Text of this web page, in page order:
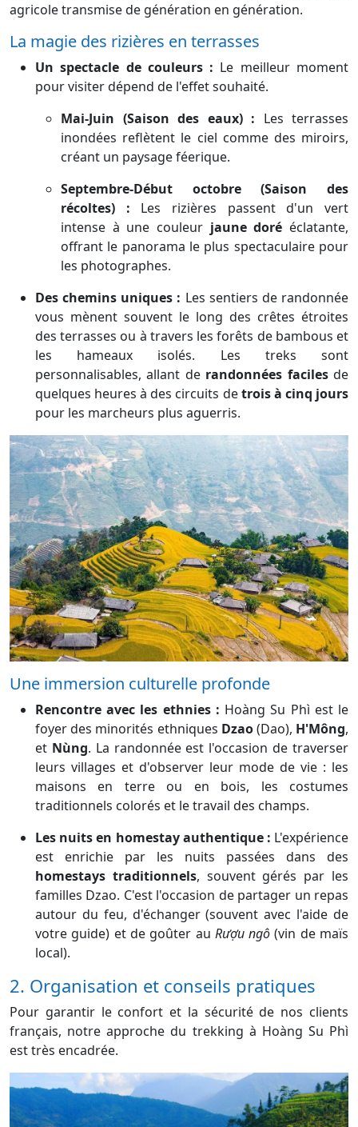
agricole transmise de génération en génération.
La magie des rizières en terrasses
Un spectacle de couleurs : Le meilleur moment
pour visiter dépend de l'effet souhaité.
Mai-Juin (Saison des eaux) : Les terrasses
inondées reflètent le ciel comme des miroirs,
créant un paysage féerique.
Septembre-Début octobre (Saison des
récoltes) : Les rizières passent d'un vert
intense à une couleur jaune doré éclatante,
offrant le panorama le plus spectaculaire pour
les photographes.
Des chemins uniques : Les sentiers de randonnée
vous mènent souvent le long des crêtes étroites
des terrasses ou à travers les forêts de bambous et
les hameaux isolés. Les treks sont
personnalisables, allant de randonnées facilesde
quelques heures à des circuits detrois à cinq jours
pour les marcheurs plus aguerris.
Une immersion culturelle profonde
Rencontre avec les ethnies : Hoàng Su Phì est le
foyer des minorités ethniques Dzao(Dao), H'Mông,
et Nùng. La randonnée est l'occasion de traverser
leurs villages et d'observer leur mode de vie : les
maisons en terre ou en bois, les costumes
traditionnels colorés et le travail des champs.
Les nuits en homestay authentique : L'expérience
est enrichie par les nuits passées dans des
homestays traditionnels, souvent gérés par les
familles Dzao. C'est l'occasion de partager un repas
autour du feu, d'échanger (souvent avec l'aide de
votre guide) et de goûter au Rượu ngô (vin de maïs
local).
2. Organisation et conseils pratiques
Pour garantir le confort et la sécurité de nos clients
français, notre approche du trekking à Hoàng Su Phì
est très encadrée.